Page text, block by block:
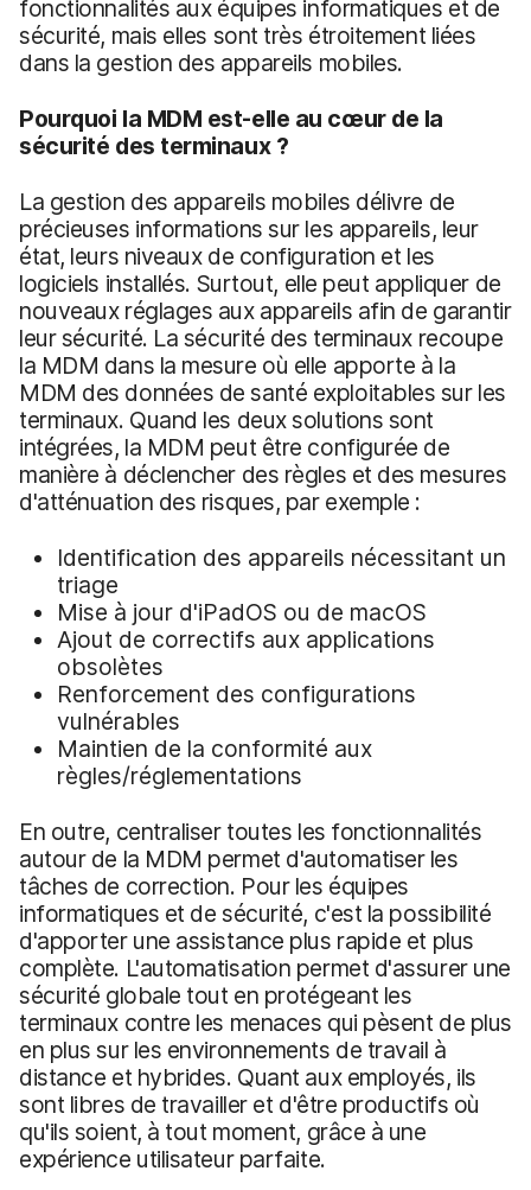
fonctionnalités aux équipes informatiques et de
sécurité, mais elles sont très étroitement liées
dans la gestion des appareils mobiles.
Pourquoi la MDM est-elle au cœur de la
sécurité des terminaux ?
La gestion des appareils mobiles délivre de
précieuses informations sur les appareils, leur
état, leurs niveaux de configuration et les
logiciels installés. Surtout, elle peut appliquer de
nouveaux réglages aux appareils afin de garantir
leur sécurité. La sécurité des terminaux recoupe
la MDM dans la mesure où elle apporte à la
MDM des données de santé exploitables sur les
terminaux. Quand les deux solutions sont
intégrées, la MDM peut être configurée de
manière à déclencher des règles et des mesures
d'atténuation des risques, par exemple :
Identification des appareils nécessitant un
triage
Mise à jour d'iPadOS ou de macOS
Ajout de correctifs aux applications
obsolètes
Renforcement des configurations
vulnérables
Maintien de la conformité aux
règles/réglementations
En outre, centraliser toutes les fonctionnalités
autour de la MDM permet d'automatiser les
tâches de correction. Pour les équipes
informatiques et de sécurité, c'est la possibilité
d'apporter une assistance plus rapide et plus
complète. L'automatisation permet d'assurer une
sécurité globale tout en protégeant les
terminaux contre les menaces qui pèsent de plus
en plus sur les environnements de travail à
distance et hybrides. Quant aux employés, ils
sont libres de travailler et d'être productifs où
qu'ils soient, à tout moment, grâce à une
expérience utilisateur parfaite.